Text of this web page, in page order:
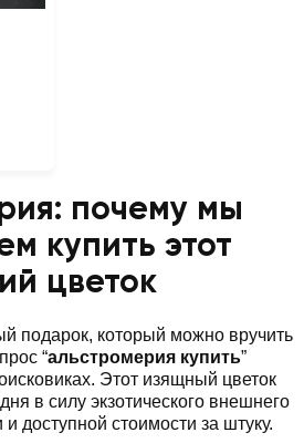
почему мы
купить этот
цветок
подарок, который можно вручить
“альстромерия купить”
Этот изящный цветок
в силу экзотического внешнего
доступной стоимости за штуку.